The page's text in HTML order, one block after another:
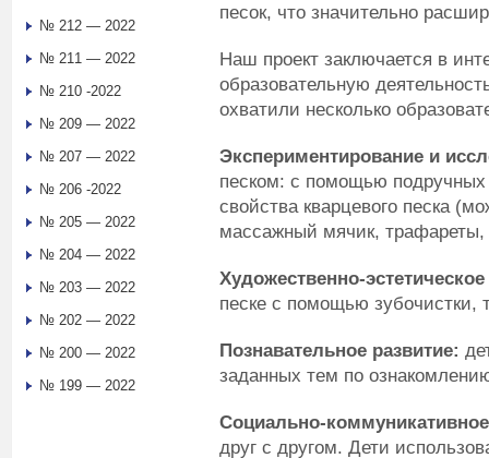
песок, что значительно
Наш проект заключается в
образовательную
охватили несколько
Экспериментирование и
песком: с помощью
свойства кварцевого песка
массажный мячик, трафареты,
Художественно-
песке с помощью зубочистки,
Познавательное развитие:
заданных тем по
Социально-
друг с другом. Дети
№ 212 — 2022
№ 211 — 2022
№ 210 -2022
№ 209 — 2022
№ 207 — 2022
№ 206 -2022
№ 205 — 2022
№ 204 — 2022
№ 203 — 2022
№ 202 — 2022
№ 200 — 2022
№ 199 — 2022